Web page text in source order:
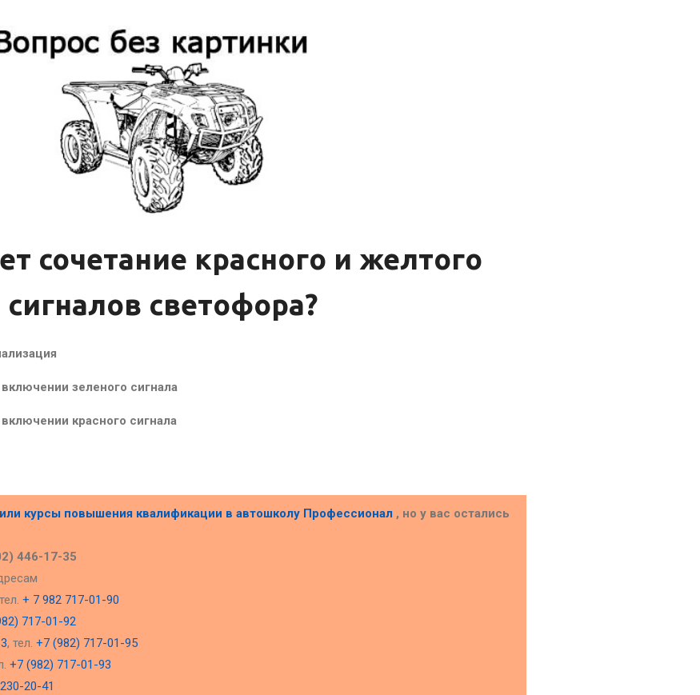
сочетание красного и желтого
сигналов светофора?
зеленого сигнала
красного сигнала
курсы повышения квалификации в автошколу Профессионал , но у вас остались
446-17-35
+ 7 982 717-01-90
717-01-92
, тел. +7 (982) 717-01-95
+7 (982) 717-01-93
20-41